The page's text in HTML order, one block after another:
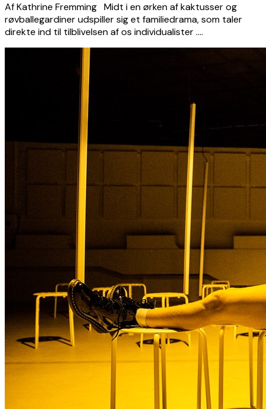
Af Kathrine Fremming Midt i en ørken af kaktusser og
røvballegardiner udspiller sig et familiedrama, som taler
direkte ind til tilblivelsen af os individualister ….